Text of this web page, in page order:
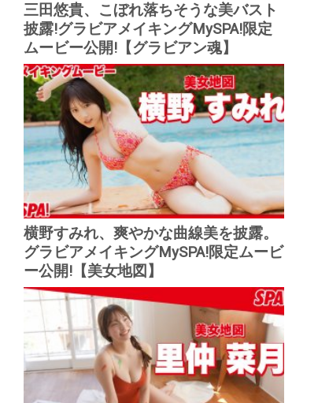
三田悠貴、こぼれ落ちそうな美バスト
披露!グラビアメイキングMySPA!限定
ムービー公開!【グラビアン魂】
横野すみれ、爽やかな曲線美を披露。
グラビアメイキングMySPA!限定ムービ
ー公開!【美女地図】